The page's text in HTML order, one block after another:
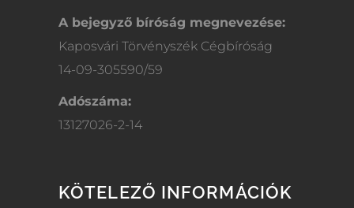
A bejegyző bíróság megnevezése:
Kaposvári Törvényszék Cégbíróság
14-09-305590/59
Adószáma:
13127026-2-14
KÖTELEZŐ INFORMÁCIÓK